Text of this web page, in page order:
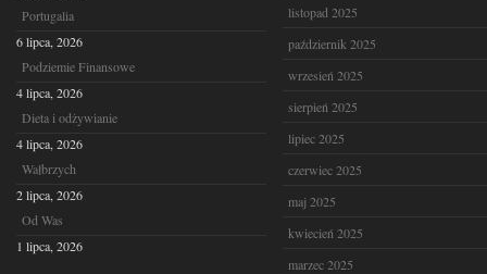
Portugalia
6 lipca, 2026
Podziemie Finansowe
4 lipca, 2026
Dieta i odżywianie
4 lipca, 2026
Wałbrzych
2 lipca, 2026
Od Was
1 lipca, 2026
listopad 2025
październik 2025
wrzesień 2025
sierpień 2025
lipiec 2025
czerwiec 2025
maj 2025
kwiecień 2025
marzec 2025